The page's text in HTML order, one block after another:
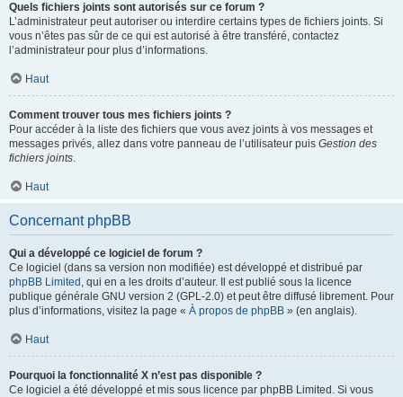
Quels fichiers joints sont autorisés sur ce forum ?
L’administrateur peut autoriser ou interdire certains types de fichiers joints. Si
vous n’êtes pas sûr de ce qui est autorisé à être transféré, contactez
l’administrateur pour plus d’informations.
Haut
Comment trouver tous mes fichiers joints ?
Pour accéder à la liste des fichiers que vous avez joints à vos messages et
messages privés, allez dans votre panneau de l’utilisateur puis Gestion des
fichiers joints.
Haut
Concernant phpBB
Qui a développé ce logiciel de forum ?
Ce logiciel (dans sa version non modifiée) est développé et distribué par
phpBB Limited , qui en a les droits d’auteur. Il est publié sous la licence
publique générale GNU version 2 (GPL-2.0) et peut être diffusé librement. Pour
plus d’informations, visitez la page « À propos de phpBB » (en anglais).
Haut
Pourquoi la fonctionnalité X n’est pas disponible ?
Ce logiciel a été développé et mis sous licence par phpBB Limited. Si vous